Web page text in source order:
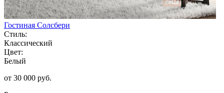
Гостиная Солсбери
Стиль:
Классический
Цвет:
Белый
от 30 000 руб.